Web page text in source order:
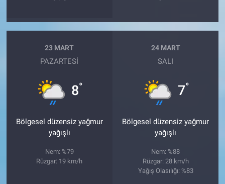
23 MART
PAZARTESI
8°
Bölgesel düzensiz yağmur
yağışlı
Nem: %79
Rüzgar: 19 km/h
24 MART
SALI
7°
Bölgesel düzensiz yağmur
yağışlı
Nem: %88
Rüzgar: 28 km/h
Yağış Olasılığı: %83